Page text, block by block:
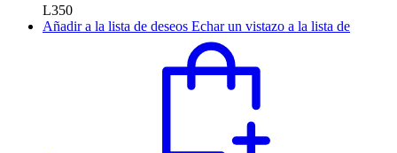
L350
Añadir a la lista de deseos Echar un vistazo a la lista de